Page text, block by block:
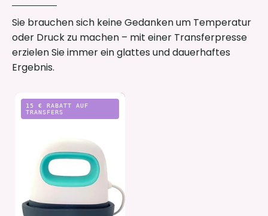
Sie brauchen sich keine Gedanken um Temperatur
oder Druck zu machen – mit einer Transferpresse
erzielen Sie immer ein glattes und dauerhaftes
Ergebnis.
Mini-
Heißpresse
starte
sofort
mit
deinen
eigenen
15 € RABATT AUF
TRANSFERS